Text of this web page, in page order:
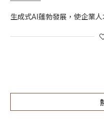
生成式AI蓬勃發展，使企業